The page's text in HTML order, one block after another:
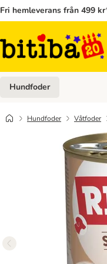
Fri hemleverans från 499
Hundfoder
Hundfoder Våtfoder